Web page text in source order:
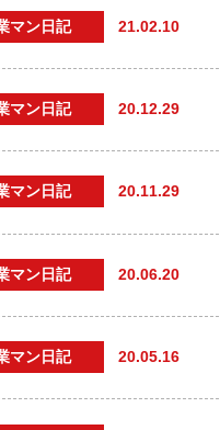
マン日記 21.02.10
マン日記 20.12.29
マン日記 20.11.29
マン日記 20.06.20
マン日記 20.05.16